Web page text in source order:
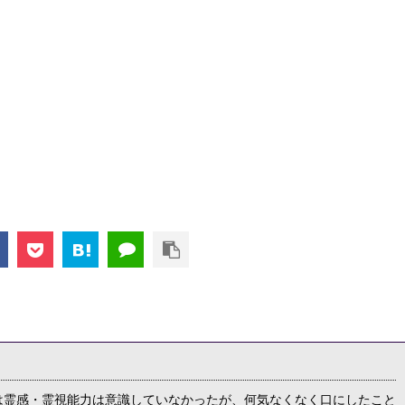
感・霊視能力は意識していなかったが、何気なくなく口にしたこと